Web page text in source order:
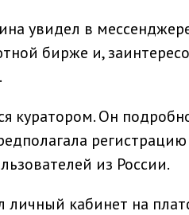
увидел в
бирже и,
куратором. Он
из России.
личный кабинет на